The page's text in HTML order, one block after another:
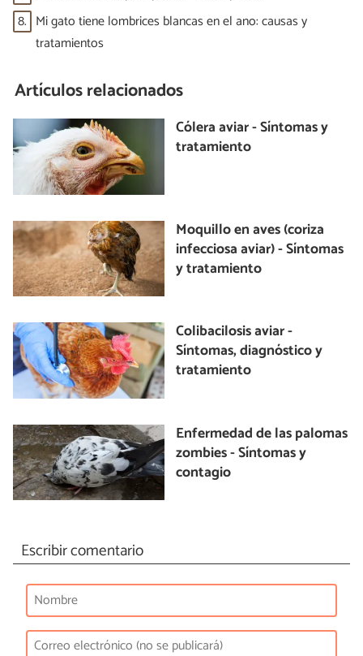
8. Mi gato tiene lombrices blancas en el ano: causas y
tratamientos
Artículos relacionados
Cólera aviar - Síntomas y
tratamiento
Moquillo en aves (coriza
infecciosa aviar) - Síntomas
y tratamiento
Colibacilosis aviar -
Síntomas, diagnóstico y
tratamiento
Enfermedad de las palomas
zombies - Síntomas y
contagio
Escribir comentario